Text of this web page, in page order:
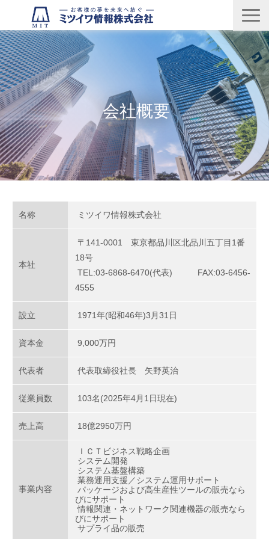
グループ
採用情報
お問い合わせ
会社概要
名称 ミツイワ情報株式会社
本社
〒141-0001 東京都品川区北品川五丁目1番
18号
TEL:03-6868-6470(代表) FAX:03-6456-
4555
設立 1971年(昭和46年)3月31日
資本金 9,000万円
代表者 代表取締役社長 矢野英治
従業員数 103名(2025年4月1日現在)
売上高 18億2950万円
事業内容
ＩＣＴビジネス戦略企画
システム開発
システム基盤構築
業務運用支援／システム運用サポート
パッケージおよび高生産性ツールの販売なら
びにサポート
情報関連・ネットワーク関連機器の販売なら
びにサポート
サプライ品の販売